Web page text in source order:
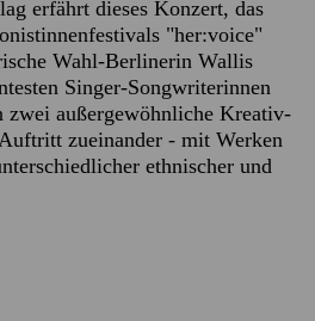
erfährt dieses Konzert, das
"her:voice"
Wahl-Berlinerin Wallis
Singer-Songwriterinnen
zwei außergewöhnliche Kreativ-
zueinander - mit Werken
ethnischer und